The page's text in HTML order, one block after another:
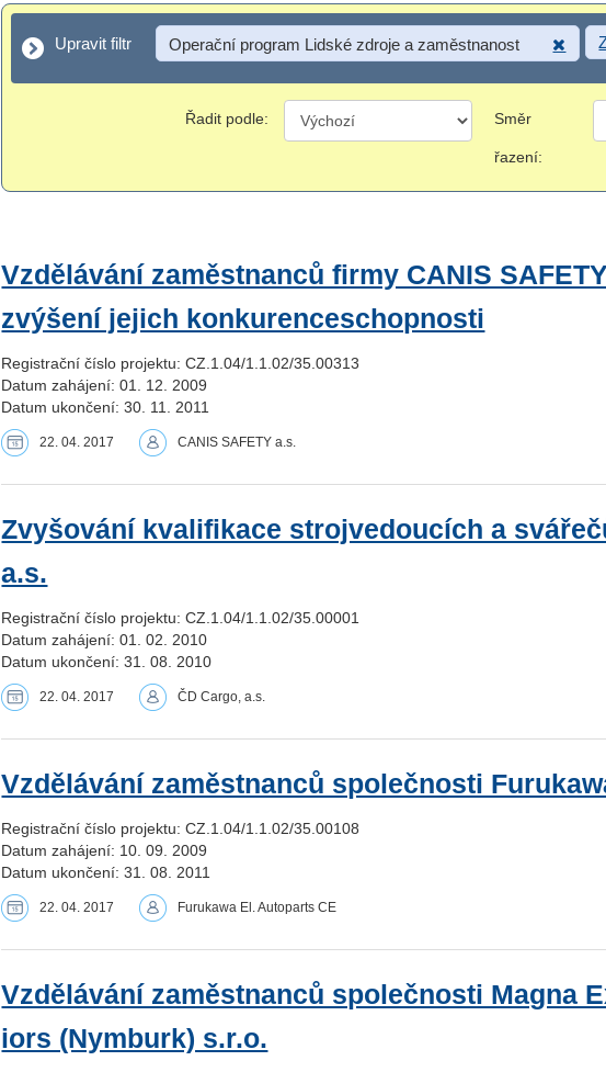
Upravit filtr
Upravit filtr Operační program Lidské zdroje a zaměstnanost
Řadit podle: Směr
řazení:
Vzdělávání zaměstnanců firmy CANIS
zvýšení jejich konkurenceschopnosti
Registrační číslo projektu: CZ.1.04/1.1.02/35.00313
Datum zahájení: 01. 12. 2009
Datum ukončení: 30. 11. 2011
22. 04. 2017 CANIS SAFETY a.s.
Zvyšování kvalifikace strojvedoucích a
a.s.
Registrační číslo projektu: CZ.1.04/1.1.02/35.00001
Datum zahájení: 01. 02. 2010
Datum ukončení: 31. 08. 2010
22. 04. 2017 ČD Cargo, a.s.
Vzdělávání zaměstnanců společnosti
Registrační číslo projektu: CZ.1.04/1.1.02/35.00108
Datum zahájení: 10. 09. 2009
Datum ukončení: 31. 08. 2011
22. 04. 2017 Furukawa El. Autoparts CE
Vzdělávání zaměstnanců společnosti Magna
iors (Nymburk) s.r.o.